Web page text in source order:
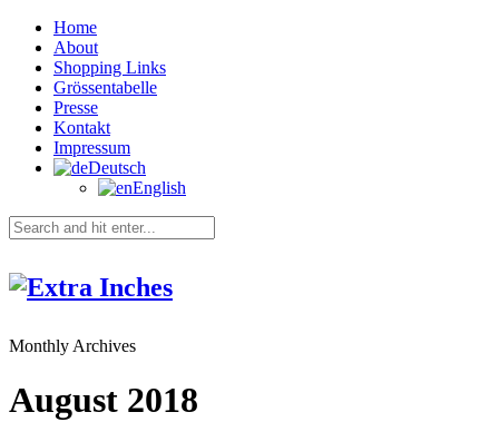
Home
About
Shopping Links
Grössentabelle
Presse
Kontakt
Impressum
Deutsch
English
Monthly Archives
August 2018